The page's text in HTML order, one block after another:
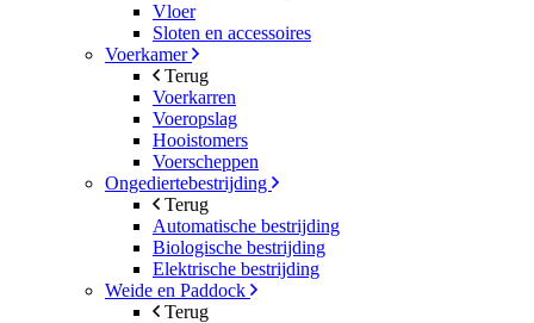
Vloer
Sloten en accessoires
Voerkamer
Terug
Voerkarren
Voeropslag
Hooistomers
Voerscheppen
Ongediertebestrijding
Terug
Automatische bestrijding
Biologische bestrijding
Elektrische bestrijding
Weide en Paddock
Terug